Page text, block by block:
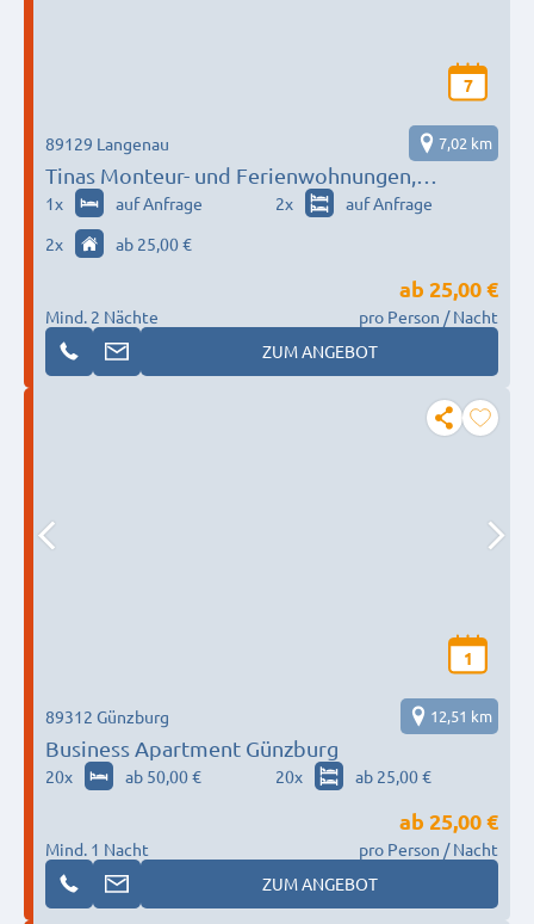
7
Tinas Monteur- und Ferienwohnungen,
Hörvelsingen
89129 Langenau 7,02 km
1x auf Anfrage 2x
auf Anfrage
2x ab 25,00 €
Mind. 2 Nächte
ab 25,00 €
pro Person / Nacht
ZUM ANGEBOT
1
Business Apartment Günzburg
89312 Günzburg 12,51 km
20x ab 50,00 € 20x ab 25,00 €
Mind. 1 Nacht
ab 25,00 €
pro Person / Nacht
ZUM ANGEBOT